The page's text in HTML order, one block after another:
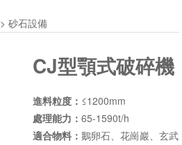
>砂石設備
CJ型顎式破碎機
進料粒度： ≤1200mm
處理能力： 65-1590t/h
適合物料： 鵝卵石、花崗巖、玄武